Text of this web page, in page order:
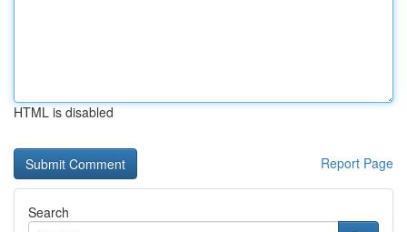
HTML is disabled
Report Page
Search